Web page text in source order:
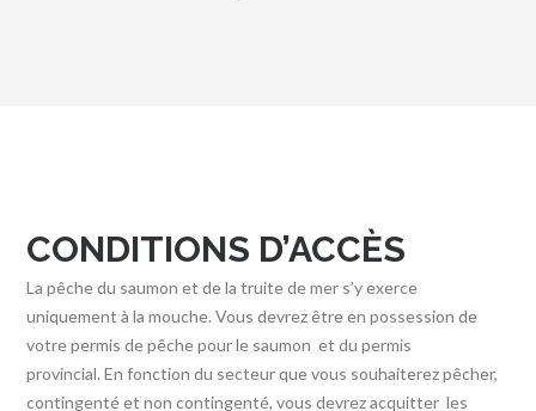
CONDITIONS D’ACCÈS
La pêche du saumon et de la truite de mer s’y exerce
uniquement à la mouche. Vous devrez être en possession de
votre permis de pêche pour le saumon et du permis
provincial. En fonction du secteur que vous souhaiterez pêcher,
contingenté et non contingenté, vous devrez acquitter les